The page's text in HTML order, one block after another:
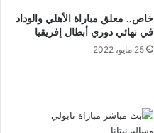
خاص.. معلق مباراة الأهلي والوداد
في نهائي ‫دوري أبطال إفريقيا
25 مايو، 2022